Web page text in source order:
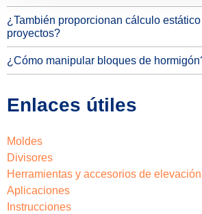
¿También proporcionan cálculo
proyectos?
¿Cómo manipular bloques de
Enlaces útiles
Moldes
Divisores
Herramientas y accesorios de elevación
Aplicaciones
Instrucciones